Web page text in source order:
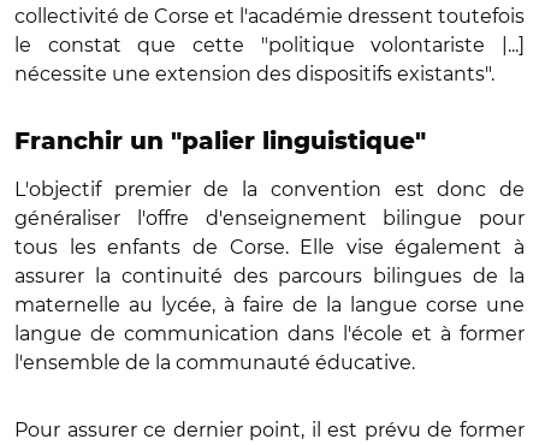
collectivité de Corse et l'académie dressent toutefois
le constat que cette "politique volontariste |...]
nécessite une extension des dispositifs existants".
Franchir un "palier linguistique"
L'objectif premier de la convention est donc de
généraliser l'offre d'enseignement bilingue pour
tous les enfants de Corse. Elle vise également à
assurer la continuité des parcours bilingues de la
maternelle au lycée, à faire de la langue corse une
langue de communication dans l'école et à former
l'ensemble de la communauté éducative.
Pour assurer ce dernier point, il est prévu de former